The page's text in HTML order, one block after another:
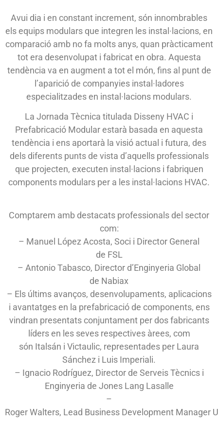
Avui dia i en constant increment, són innombrables
els equips modulars que integren les instal·lacions, en
comparació amb no fa molts anys, quan pràcticament
tot era desenvolupat i fabricat en obra. Aquesta
tendència va en augment a tot el món, fins al punt de
l’aparició de companyies instal·ladores
especialitzades en instal·lacions modulars.
La Jornada Tècnica titulada Disseny HVAC i
Prefabricació Modular estarà basada en aquesta
tendència i ens aportarà la visió actual i futura, des
dels diferents punts de vista d’aquells professionals
que projecten, executen instal·lacions i fabriquen
components modulars per a les instal·lacions HVAC.
Comptarem amb destacats professionals del sector
com:
– Manuel López Acosta, Soci i Director General
de FSL
– Antonio Tabasco, Director d’Enginyeria Global
de Nabiax
– Els últims avanços, desenvolupaments, aplicacions
i avantatges en la prefabricació de components, ens
vindran presentats conjuntament per dos fabricants
líders en les seves respectives àrees, com
són Italsán i Victaulic, representades per Laura
Sánchez i Luis Imperiali.
– Ignacio Rodríguez, Director de Serveis Tècnics i
Enginyeria de Jones Lang Lasalle
–
Roger Walters, Lead Business Development Manager